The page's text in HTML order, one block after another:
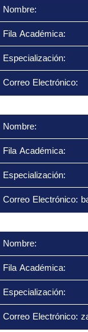
Nombre:
Fila Académica:
Especialización:
Correo Electrónico:
Nombre:
Fila Académica:
Especialización:
Correo Electrónico:
Nombre:
Fila Académica:
Especialización:
Correo Electrónico: